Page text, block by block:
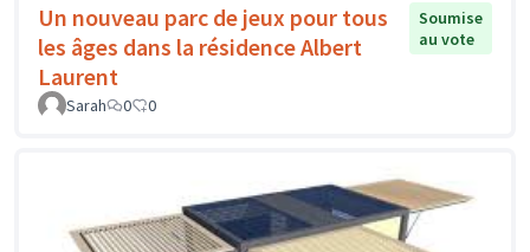
Un nouveau parc de jeux pour tous
les âges dans la résidence Albert
Laurent
Soumise
au vote
Sarah 0 0